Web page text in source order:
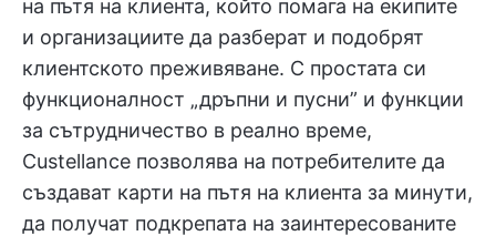
на пътя на клиента, който помага на екипите
и организациите да разберат и подобрят
клиентското преживяване. С простата си
функционалност „дръпни и пусни” и функции
за сътрудничество в реално време,
Custellance позволява на потребителите да
създават карти на пътя на клиента за минути,
да получат подкрепата на заинтересованите